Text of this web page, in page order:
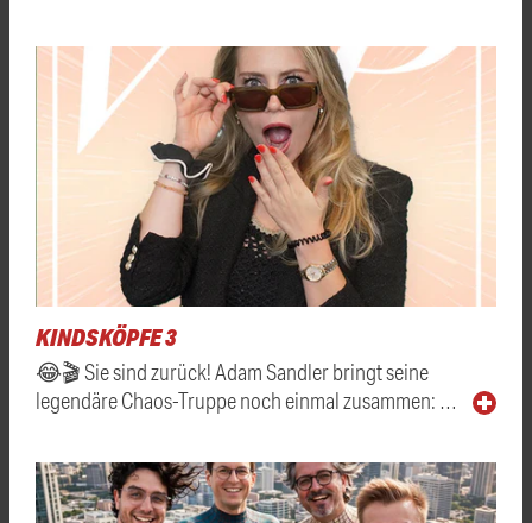
KINDSKÖPFE 3
😂🎬 Sie sind zurück! Adam Sandler bringt seine
legendäre Chaos-Truppe noch einmal zusammen: …